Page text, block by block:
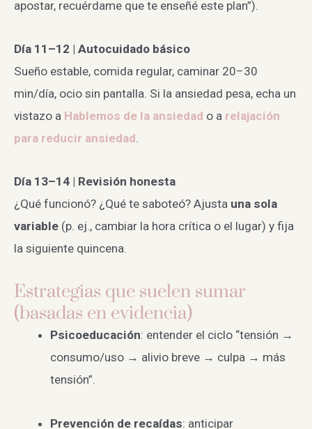
apostar, recuérdame que te enseñé este plan”).
Día 11–12 | Autocuidado básico
Sueño estable, comida regular, caminar 20–30
min/día, ocio sin pantalla. Si la ansiedad pesa, echa un
vistazo a Hablemos de la ansiedad o a relajación
para reducir ansiedad
Día 13–14 | Revisión honesta
¿Qué funcionó? ¿Qué te saboteó? Ajusta una sola
variable (p. ej., cambiar la hora crítica o el lugar) y fija
la siguiente quincena.
Estrategias que suelen sumar
(basadas en evidencia)
Psicoeducación: entender el ciclo “tensión →
consumo/uso → alivio breve → culpa → más
tensión”.
Prevención de recaídas: anticipar